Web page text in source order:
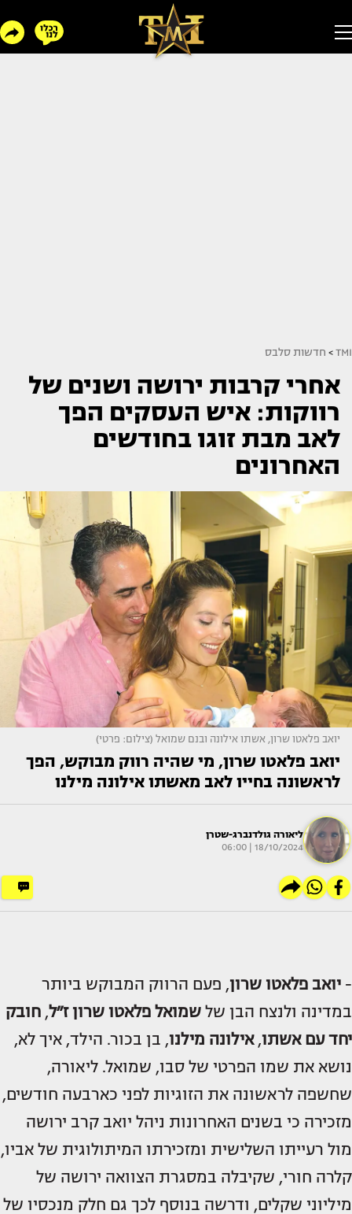
TMI
> חדשות סלבס
אחרי קרבות ירושה ושנים של
רווקות: איש העסקים הפך
לאב מבת זוגו בחודשים
האחרונים
יואב פלאטו שרון, אשתו אילונה ובנם שמואל (צילום: פרטי)
יואב פלאטו שרון, מי שהיה רווק מבוקש, הפך
לראשונה בחייו לאב מאשתו אילונה מילנו
ליאורה גולדנברג-שטרן
18/10/2024 | 06:00
- יואב פלאטו שרון, פעם הרווק המבוקש ביותר
במדינה ולנצח הבן של שמואל פלאטו שרון ז״ל, חובק
יחד עם אשתו,אילונה מילנו, בן בכור. הילד, איך לא,
נושא את שמו הפרטי של סבו, שמואל. ליאורה,
שחשפה לראשונה את הזוגיות לפני כארבעה חודשים,
מזכירה כי בשנים האחרונות ניהל יואב קרב ירושה
מול רעייתו השלישית ומזכירתו המיתולוגית של אביו,
קלרה חורי, שקיבלה במסגרת הצוואה ירושה של
מיליוני שקלים, ודרשה בנוסף לכך גם חלק מנכסיו של